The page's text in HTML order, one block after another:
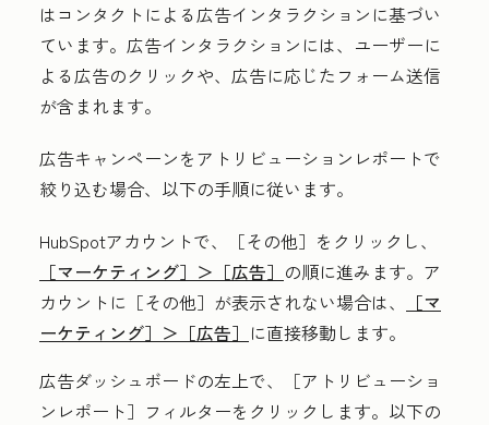
はコンタクトによる広告インタラクションに基づい
ています。広告インタラクションには、ユーザーに
よる広告のクリックや、広告に応じたフォーム送信
が含まれます。
広告キャンペーンをアトリビューションレポートで
絞り込む場合、以下の手順に従います。
HubSpotアカウントで、
［その他］をクリックし、
［マーケティング］＞ ［広告］ の順に進みます。ア
カウントに ［その他］が表示されない場合は、
［マ
ーケティング］＞ ［広告］ に直接移動します。
広告ダッシュボードの左上で、［アトリビューショ
ンレポート］ フィルターをクリックします。以下の